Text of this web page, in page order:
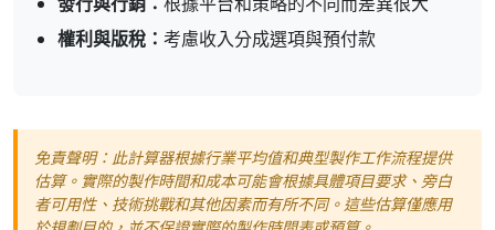
權利與版稅： 考慮收入分成選項與預付款
免責聲明：此計算器根據行業平均值和典型製作工作流程提供
估算。實際的製作時間和成本可能會根據具體項目要求、旁白
者可用性、技術挑戰和其他因素而有所不同。這些估算僅應用